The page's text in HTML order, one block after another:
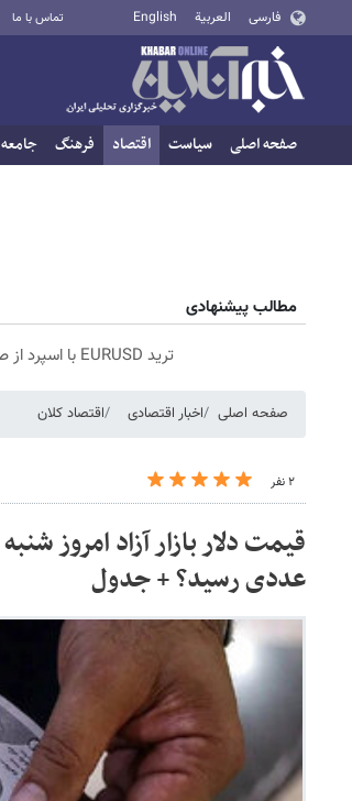
فارسی العربية English تماس با ما
صفحه اصلی سیاست اقتصاد فرهنگ جامعه
مطالب پیشنهادی
ترید EURUSD با اسپرد از صفر پیپ
صفحه اصلی اخبار اقتصادی اقتصاد کلان
۲ نفر
عددی رسید؟ + جدول